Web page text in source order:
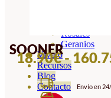
Rosales
Geranios
Vivero
Recursos
Blog
Contacto
SOONER
18.90€-
Envío en